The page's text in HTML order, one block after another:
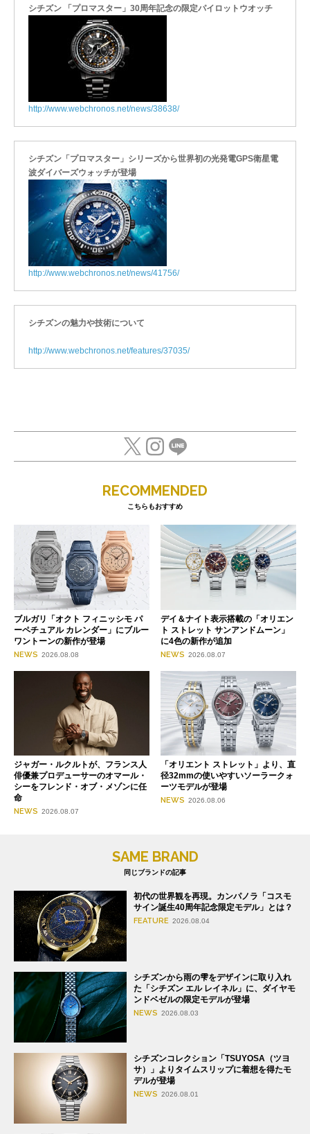
シチズン 「プロマスター」30周年記念の限定パイロットウオッチ
http://www.webchronos.net/news/38638/
シチズン「プロマスター」シリーズから世界初の光発電GPS衛星電
波ダイバーズウォッチが登場
http://www.webchronos.net/news/41756/
シチズンの魅力や技術について
http://www.webchronos.net/features/37035/
RECOMMENDED
こちらもおすすめ
ブルガリ「オクト フィニッシモ パ
ーペチュアル カレンダー」にブルー
ワントーンの新作が登場
NEWS 2026.08.08
デイ＆ナイト表示搭載の「オリエン
ト ストレット サンアンドムーン」
に4色の新作が追加
NEWS 2026.08.07
ジャガー・ルクルトが、フランス人
俳優兼プロデューサーのオマール・
シーをフレンド・オブ・メゾンに任
命
NEWS 2026.08.07
「オリエント ストレット」より、直
径32mmの使いやすいソーラークォ
ーツモデルが登場
NEWS 2026.08.06
SAME BRAND
同じブランドの記事
初代の世界観を再現。カンパノラ「コスモ
サイン誕生40周年記念限定モデル」とは？
FEATURE 2026.08.04
シチズンから雨の雫をデザインに取り入れ
た「シチズン エル レイネル」に、ダイヤモ
ンドベゼルの限定モデルが登場
NEWS 2026.08.03
シチズンコレクション「TSUYOSA（ツヨ
サ）」よりタイムスリップに着想を得たモ
デルが登場
NEWS 2026.08.01